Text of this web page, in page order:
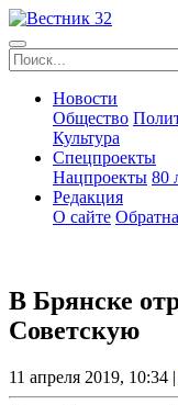
Новости
Общество
Культура
Спецпроекты
Нацпроекты 80
Редакция
О сайте
В Брянске
Советскую
11 апреля 2019, 10:34 |